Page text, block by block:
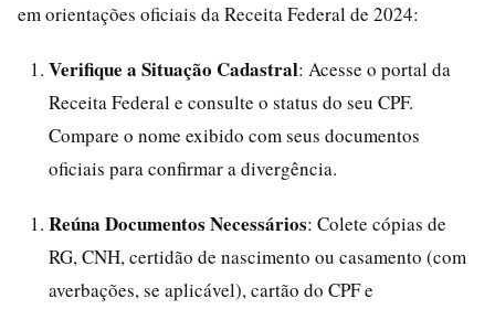
em orientações oficiais da Receita Federal de 2024:
Verifique a Situação Cadastral: Acesse o portal da
Receita Federal e consulte o status do seu CPF.
Compare o nome exibido com seus documentos
oficiais para confirmar a divergência.
Reúna Documentos Necessários: Colete cópias de
RG, CNH, certidão de nascimento ou casamento (com
averbações, se aplicável), cartão do CPF e